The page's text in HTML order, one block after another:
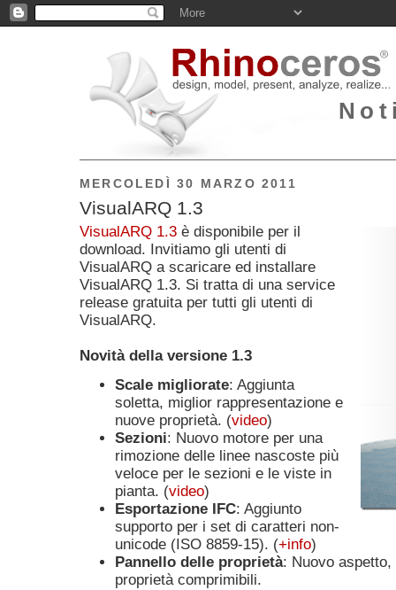
MERCOLEDÌ 30 MARZO 2011
VisualARQ 1.3
VisualARQ 1.3 è disponibile per il
download. Invitiamo gli utenti di
VisualARQ a scaricare ed installare
VisualARQ 1.3. Si tratta di una service
release gratuita per tutti gli utenti di
VisualARQ.
Novità della versione 1.3
Scale migliorate: Aggiunta
soletta, miglior rappresentazione e
nuove proprietà. (video)
Sezioni: Nuovo motore per una
rimozione delle linee nascoste più
veloce per le sezioni e le viste in
pianta. (video)
Esportazione IFC: Aggiunto
supporto per i set di caratteri non-
unicode (ISO 8859-15). (+info)
Pannello delle proprietà: Nuovo aspetto,
proprietà comprimibili.